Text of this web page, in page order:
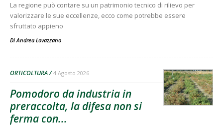
La regione può contare su un patrimonio tecnico di rilievo per
valorizzare le sue eccellenze, ecco come potrebbe essere
sfruttato appieno
Di Andrea Lovazzano
ORTICOLTURA 4 Agosto 2026
Pomodoro da industria in
preraccolta, la difesa non si
ferma con...